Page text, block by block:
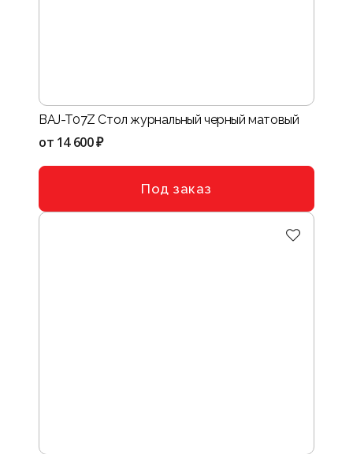
BAJ-T07Z Стол журнальный черный матовый
от 14 600 ₽
Под заказ